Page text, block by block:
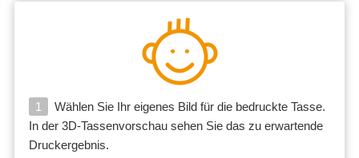
1
Wählen Sie Ihr eigenes Bild für die bedruckte Tasse.
In der 3D-Tassenvorschau sehen Sie das zu erwartende
Druckergebnis.